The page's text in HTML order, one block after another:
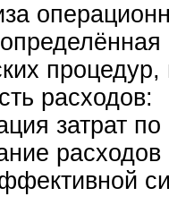
расходов:
затрат